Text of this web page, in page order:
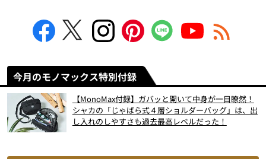
今月のモノマックス特別付録
【MonoMax付録】ガバッと開いて中身が一目瞭然！
シャカの「じゃばら式４層ショルダーバッグ」は、出
し入れのしやすさも過去最高レベルだった！